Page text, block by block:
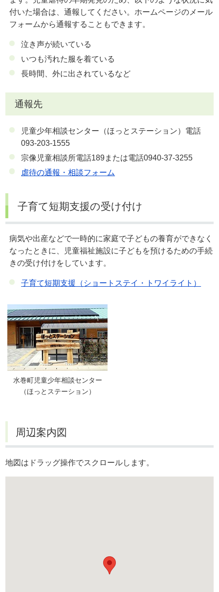
付いた場合は、通報してください。ホームページのメール
フォームから通報することもできます。
泣き声が続いている
いつも汚れた服を着ている
長時間、外に出されているなど
通報先
児童少年相談センター（ほっとステーション）電話
093-203-1555
宗像児童相談所電話189または電話0940-37-3255
虐待の通報・相談フォーム
子育て短期支援の受け付け
病気や出産などで一時的に家庭で子どもの養育ができなく
なったときに、児童福祉施設に子どもを預けるための手続
きの受け付けをしています。
子育て短期支援（ショートステイ・トワイライト）
水巻町児童少年相談センター
（ほっとステーション）
周辺案内図
地図はドラッグ操作でスクロールします。